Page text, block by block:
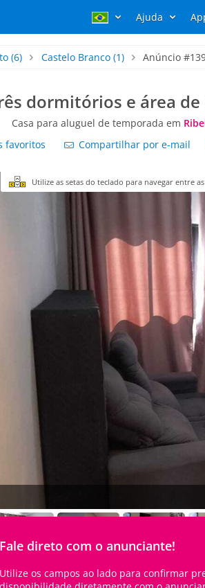
Ajuda
(6) Castelo Branco(1) Anúncio
dormitórios e área
Casa para aluguel de temporada em
favoritos Compartilhar por e-mail
Fale direto com o anunciante!
Utilize os campos ao lado para confirmar
Utilize as setas do teclado para navegar entre